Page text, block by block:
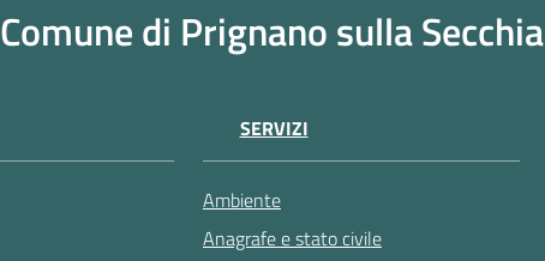
Comune di Prignano sulla Secchia
SERVIZI
Ambiente
Anagrafe e stato civile